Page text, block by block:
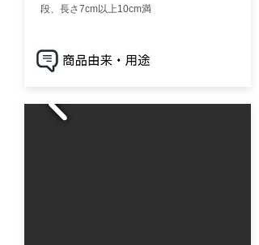
段、長さ7cm以上10cm満